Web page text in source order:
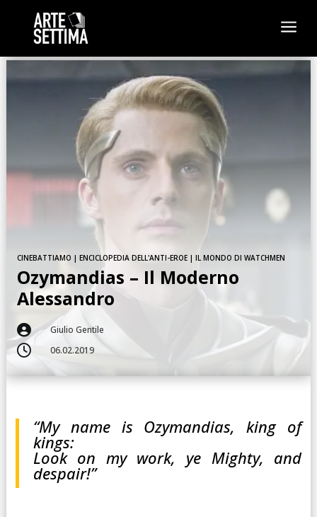
a
CINEBATTIAMO | ENCICLOPEDIA DELL'ANTI-EROE| IL MONDO DI WATCHMEN
Ozymandias – Il Moderno
Alessandro
 Giulio Gentile
 06.02.2019
“My name is Ozymandias, king of
kings:
Look on my work, ye Mighty, and
despair!”